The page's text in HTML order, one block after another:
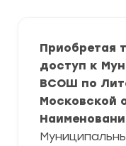
Приобретая
доступ к
ВСОШ по
Московской